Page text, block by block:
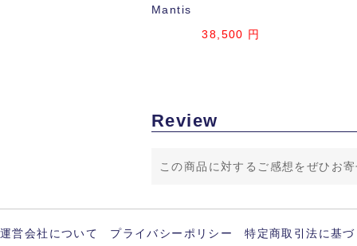
Mantis
38,500 円
Review
この商品に対するご感想をぜひお
運営会社について プライバシーポリシー 特定商取引法に基